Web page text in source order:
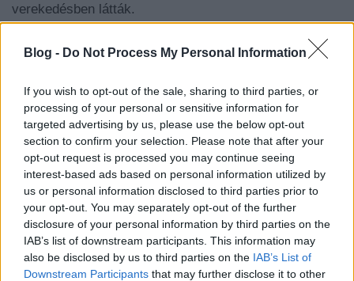
Blog - Do Not Process My Personal Information
If you wish to opt-out of the sale, sharing to third parties, or
processing of your personal or sensitive information for
targeted advertising by us, please use the below opt-out
section to confirm your selection. Please note that after your
opt-out request is processed you may continue seeing
interest-based ads based on personal information utilized by
us or personal information disclosed to third parties prior to
your opt-out. You may separately opt-out of the further
disclosure of your personal information by third parties on the
IAB’s list of downstream participants. This information may
also be disclosed by us to third parties on the IAB’s List of
Downstream Participants that may further disclose it to other
verekedésben látták.
ki,
mert ezzel azt hozták nyilvánosságra,hogy a frigy
udvarlá si szá ndékát ól . Gyakran megtréfálták egymást
azzal, hogy a fa tetejére helyezett üvegbe paprikás
vizet tettek.
Itt kitáncolják: